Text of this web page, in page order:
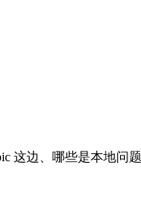
这边、哪些是本地问题